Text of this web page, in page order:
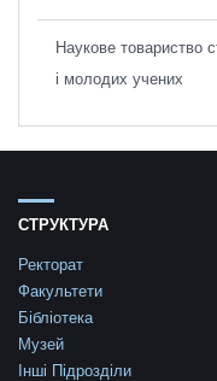
Наукове товариство
і молодих учених
СТРУКТУРА
Ректорат
Факультети
Бібліотека
Музей
Інші Підрозділи